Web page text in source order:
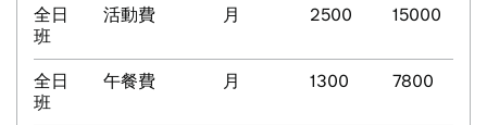
全日
班
活動費 月 2500 15000
全日
班
午餐費 月 1300 7800